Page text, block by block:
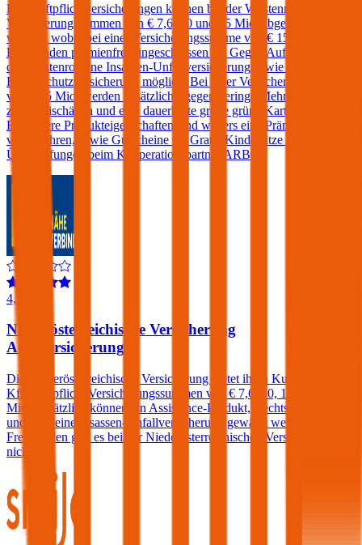
Kfz-Haftpflichtversicherungen können bei der Wüstenrot zu
Versicherungssummen von € 7,6, 10 und 15 Mio. abgeschlossen
werden, wobei bei einer Versicherungssumme von € 15 Mio. ein
Freischaden prämienfrei eingeschlossen ist. Gegen Aufpreis sind bei
der Wüstenrot eine Insassen-Unfallversicherung sowie eine Kfz-
Rechtsschutzversicherung möglich. Bei einer Versicherungssumme
von € 15 Mio. werden zusätzlich - gegen geringe Mehrkosten - bis
zu 2 Freischäden und eine dauerhafte große grüne Karte angeboten.
Besondere Produkteigenschaften sind weiters eine Prämiengarantie
von 3 Jahren, sowie Gutscheine für Gratis-Kindersitze und Pickerl-
Überprüfungen beim Kooperationspartner ARBÖ.
4,1
Niederösterreichische Versicherung
Autoversicherung
Die Niederösterreichische Versicherung bietet ihren Kunden in der
Kfz-Haftpflicht Versicherungssummen von € 7,6, 10, 15 und 20
Mio. Zusätzlich können ein Assistance-Produkt, Rechtsschutz
und/oder eine Insassen-Unfallversicherung gewählt werden. Einen
Freischaden gibt es bei der Niederösterreichischen Versicherung
nicht.